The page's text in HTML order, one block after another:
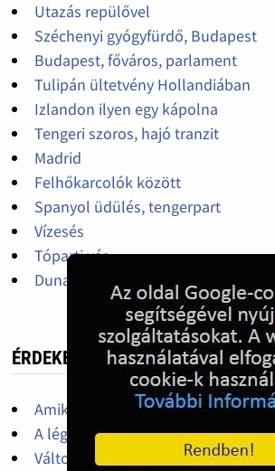
Utazás repülővel
Széchenyi gyógyfürdő, Budapest
Budapest, főváros, parlament
Tulipán ültetvény Hollandiában
Izlandon ilyen egy kápolna
Tengeri szoros, hajó tranzit
Madrid
Felhőkarcolók között
Spanyol üdülés, tengerpart
Vízesés
Tóparti vár
Duna-part
ÉRDEKES, HASZNOS
Amikre szükségünk lehet a nyaralás
A légiutasok jogai
Változtak a vasúti közlekedés